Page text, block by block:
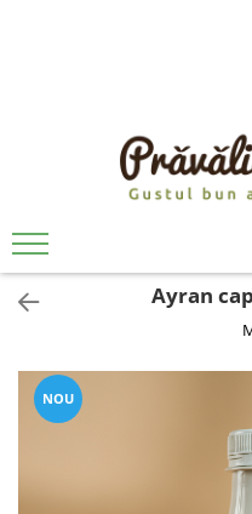
ULEIURI ȘI UNTURI
MĂSLINE
NUCI ȘI SEMINȚE
FRUCTE DESHIDRATATE
ÎNDULCITORI NATURALI /
OȚETURI ȘI SOSURI
SOSURI
Ayran
NOU